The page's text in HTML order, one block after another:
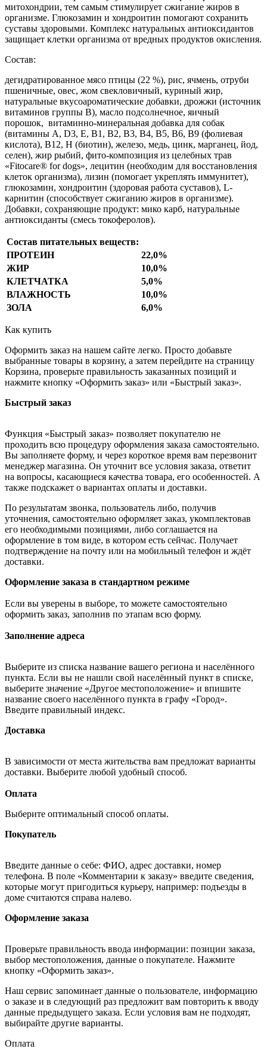
митохондрии, тем самым стимулирует сжигание жиров в
организме. Глюкозамин и хондроитин помогают сохранить
суставы здоровыми. Комплекс натуральных антиоксидантов
защищает клетки организма от вредных продуктов окисления.
Состав:
дегидратированное мясо птицы (22 %), рис, ячмень, отруби
пшеничные, овес, жом свекловичный, куриный жир,
натуральные вкусоароматические добавки, дрожжи (источник
витаминов группы В), масло подсолнечное, яичный
порошок, витаминно-минеральная добавка для собак
(витамины А, D3, Е, В1, В2, В3, В4, В5, В6, В9 (фолиевая
кислота), В12, Н (биотин), железо, медь, цинк, марганец, йод,
селен), жир рыбий, фито-композиция из целебных трав
«Fitocare® for dogs», лецитин (необходим для восстановления
клеток организма), лизин (помогает укреплять иммунитет),
глюкозамин, хондроитин (здоровая работа суставов), L-
карнитин (способствует сжиганию жиров в организме).
Добавки, сохраняющие продукт: мико карб, натуральные
антиоксиданты (смесь токоферолов).
Состав питательных веществ:
ПРОТЕИН
22,0%
ЖИР
10,0%
КЛЕТЧАТКА
5,0%
ВЛАЖНОСТЬ
10,0%
ЗОЛА
6,0%
Как купить
Оформить заказ на нашем сайте легко. Просто добавьте
выбранные товары в корзину, а затем перейдите на страницу
Корзина, проверьте правильность заказанных позиций и
нажмите кнопку «Оформить заказ» или «Быстрый заказ».
Быстрый заказ
Функция «Быстрый заказ» позволяет покупателю не
проходить всю процедуру оформления заказа самостоятельно.
Вы заполняете форму, и через короткое время вам перезвонит
менеджер магазина. Он уточнит все условия заказа, ответит
на вопросы, касающиеся качества товара, его особенностей. А
также подскажет о вариантах оплаты и доставки.
По результатам звонка, пользователь либо, получив
уточнения, самостоятельно оформляет заказ, укомплектовав
его необходимыми позициями, либо соглашается на
оформление в том виде, в котором есть сейчас. Получает
подтверждение на почту или на мобильный телефон и ждёт
доставки.
Оформление заказа в стандартном режиме
Если вы уверены в выборе, то можете самостоятельно
оформить заказ, заполнив по этапам всю форму.
Заполнение адреса
Выберите из списка название вашего региона и населённого
пункта. Если вы не нашли свой населённый пункт в списке,
выберите значение «Другое местоположение» и впишите
название своего населённого пункта в графу «Город».
Введите правильный индекс.
Доставка
В зависимости от места жительства вам предложат варианты
доставки. Выберите любой удобный способ.
Оплата
Выберите оптимальный способ оплаты.
Покупатель
Введите данные о себе: ФИО, адрес доставки, номер
телефона. В поле «Комментарии к заказу» введите сведения,
которые могут пригодиться курьеру, например: подъезды в
доме считаются справа налево.
Оформление заказа
Проверьте правильность ввода информации: позиции заказа,
выбор местоположения, данные о покупателе. Нажмите
кнопку «Оформить заказ».
Наш сервис запоминает данные о пользователе, информацию
о заказе и в следующий раз предложит вам повторить к вводу
данные предыдущего заказа. Если условия вам не подходят,
выбирайте другие варианты.
Оплата